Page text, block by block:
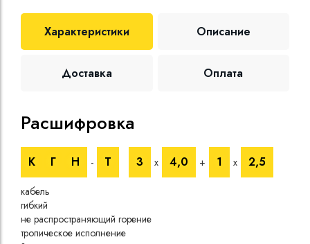
Характеристики Описание
Доставка Оплата
Расшифровка
К Г Н - Т 3 х 4,0 + 1 х 2,5
кабель
гибкий
не распространяющий горение
тропическое исполнение